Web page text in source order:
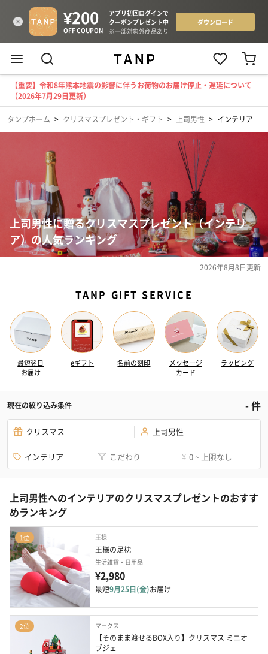
【重要】令和8年熊本地震の影響に伴うお荷物のお届け停止・遅延について
（2026年7月29日更新）
タンプホーム > クリスマスプレゼント・ギフト > 上司男性 > インテリア
上司男性に贈るクリスマスプレゼント（インテリ
ア）の人気ランキング
2026年8月8日更新
TANP GIFT SERVICE
最短翌日
お届け
eギフト 名前の刻印
メッセージ
カード
ラッピング
現在の絞り込み条件 -件
クリスマス 上司男性
インテリア こだわり ¥ 0 ~ 上限なし
上司男性へのインテリアのクリスマスプレゼントのおすす
めランキング
1位 王様
王様の足枕
生活雑貨・日用品
¥2,980
最短9月25日(金)お届け
2位 マークス
【そのまま渡せるBOX入り】クリスマス ミニオ
ブジェ